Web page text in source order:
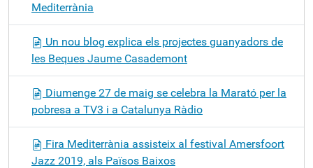
Mediterrània
Un nou blog explica els projectes guanyadors de
les Beques Jaume Casademont
Diumenge 27 de maig se celebra la Marató per la
pobresa a TV3 i a Catalunya Ràdio
Fira Mediterrània assisteix al festival Amersfoort
Jazz 2019, als Països Baixos